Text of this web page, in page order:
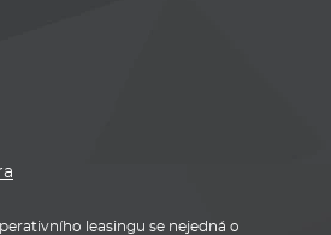
leasingu se nejedná o